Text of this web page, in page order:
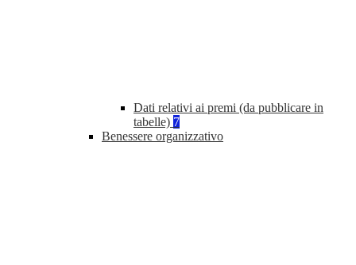
Dati relativi ai premi (da pubblicare in
tabelle) 7
Benessere organizzativo